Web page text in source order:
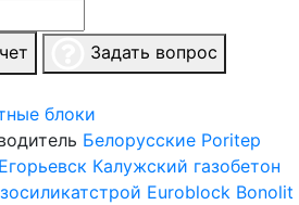
Задать вопрос
блоки
Белорусские Poritep
Калужский газобетон
Euroblock Bonolit